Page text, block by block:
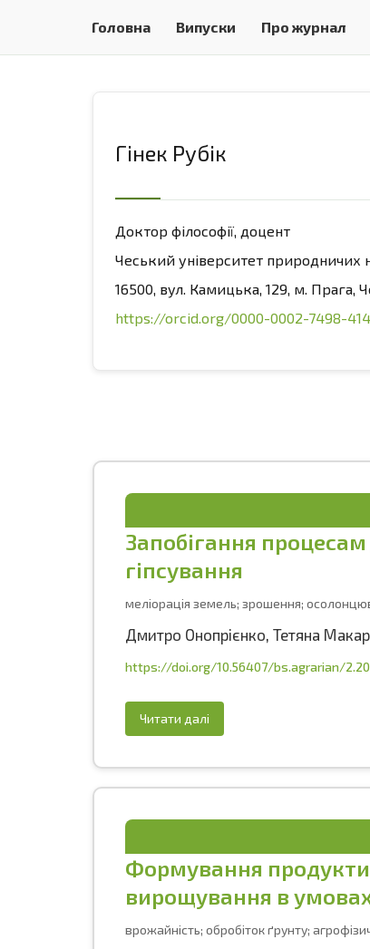
Головна Випуски Про журнал
Гінек Рубік
Доктор філософії, доцент
Чеський університет природничих
16500, вул. Камицька, 129, м. Прага,
https://orcid.org/0000-0002-7498-
Запобігання
гіпсування
меліорація земель; зрошення;
Дмитро Онопрієнко, Тетяна
https://doi.org/10.56407/bs.agrarian/
Читати далі
Формування
вирощування в
врожайність; обробіток ґрунту;